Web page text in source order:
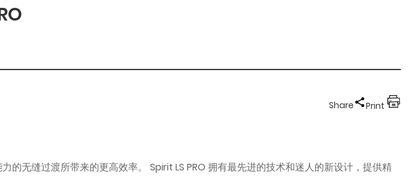
Share Print
的无缝过渡所带来的更高效率。 Spirit LS PRO 拥有最先进的技术和迷人的新设计，提供精